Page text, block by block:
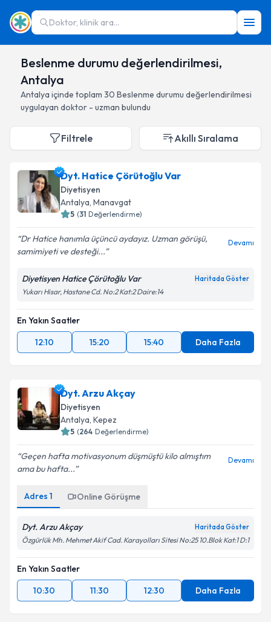
Doktor, klinik ara...
Beslenme durumu değerlendirilmesi,
Antalya
Antalya içinde toplam 30 Beslenme durumu değerlendirilmesi
uygulayan doktor - uzman bulundu
Filtrele Akıllı Sıralama
Dyt. Hatice Çörütoğlu Var
Diyetisyen
Antalya, Manavgat
5 (31 Değerlendirme)
Dr Hatice hanımla üçüncü aydayız. Uzman görüşü,
samimiyeti ve desteği...
Devamı
Diyetisyen Hatice Çörütoğlu Var Haritada Göster
Yukarı Hisar, Hastane Cd. No:2 Kat:2 Daire:14
En Yakın Saatler
12:10
15:20 15:40 Daha Fazla
Dyt. Arzu Akçay
Diyetisyen
Antalya, Kepez
5 (264 Değerlendirme)
Geçen hafta motivasyonum düşmüştü kilo almıştım
ama bu hafta...
Devamı
Adres 1 Online Görüşme
Dyt. Arzu Akçay Haritada Göster
Özgürlük Mh. Mehmet Akif Cad. Karayolları Sitesi No:25 10.Blok Kat:1 D:1
En Yakın Saatler
10:30
11:30 12:30 Daha Fazla